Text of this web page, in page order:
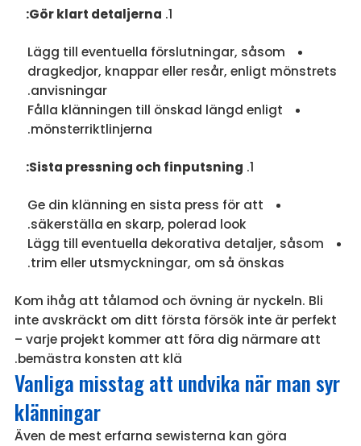
Gör klart detaljerna:
Lägg till eventuella förslutningar, såsom
dragkedjor, knappar eller resår, enligt mönstrets
anvisningar.
Fålla klänningen till önskad längd enligt
mönsterriktlinjerna.
Sista pressning och finputsning:
Ge din klänning en sista press för att
säkerställa en skarp, polerad look.
Lägg till eventuella dekorativa detaljer, såsom
trim eller utsmyckningar, om så önskas.
Kom ihåg att tålamod och övning är nyckeln. Bli
inte avskräckt om ditt första försök inte är perfekt
– varje projekt kommer att föra dig närmare att
bemästra konsten att klä.
Vanliga misstag att undvika när man syr
klänningar
Även de mest erfarna sewisterna kan göra